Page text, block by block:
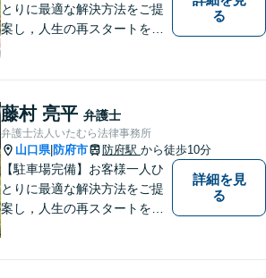
とりに最適な解決方法をご提
案し，人生の再スタートをお
無料】お気軽にご相談くださ
い。
る
藤村 亮平 弁護士
弁護士法人いたむら法律事務所
山口県| 防府市 防府駅 から徒歩10分
【駐車場完備】お客様一人ひ
とりに最適な解決方法をご提
案し，人生の再スタートをお
詳細を見
る